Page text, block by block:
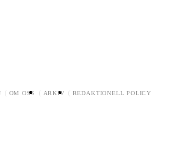
OM OSS ARKIV REDAKTIONELL POLICY